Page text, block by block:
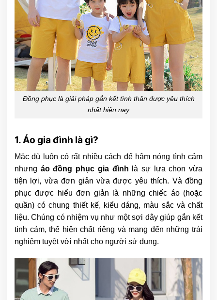
Đồng phục là giải pháp gắn kết tình thân được yêu thích
nhất hiện nay
1. Áo gia đình là gì?
Mặc dù luôn có rất nhiều cách để hâm nóng tình cảm
nhưng áo đồng phục gia đình là sự lựa chọn vừa
tiện lợi, vừa đơn giản vừa được yêu thích. Và đồng
phục được hiểu đơn giản là những chiếc áo (hoặc
quần) có chung thiết kế, kiểu dáng, màu sắc và chất
liệu. Chúng có nhiệm vụ như một sợi dây giúp gắn kết
tình cảm, thể hiện chất riêng và mang đến những trải
nghiệm tuyệt vời nhất cho người sử dụng.